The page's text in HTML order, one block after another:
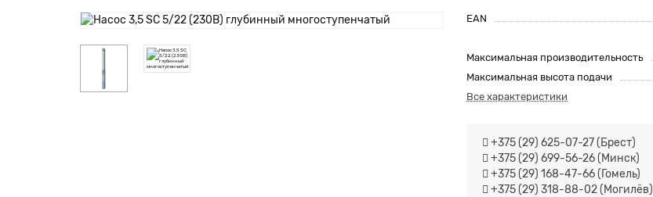
EAN
Максимальная производительность
Максимальная высота подачи
Все характеристики
+375 (29) 625-07-27 (Брест)
+375 (29) 699-56-26 (Минск)
+375 (29) 168-47-66 (Гомель)
+375 (29) 318-88-02 (Могилёв)